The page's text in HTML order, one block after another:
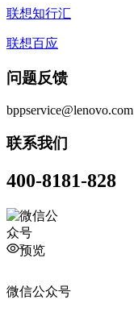
联想知行汇
联想百应
问题反馈
bppservice@lenovo.com
联系我们
400-8181-828
预览
微信公众号